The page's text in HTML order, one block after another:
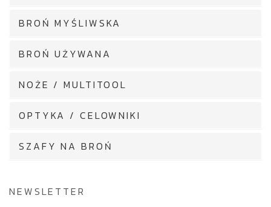
BROŃ MYŚLIWSKA
BROŃ UŻYWANA
NOŻE / MULTITOOL
OPTYKA / CELOWNIKI
SZAFY NA BROŃ
NEWSLETTER